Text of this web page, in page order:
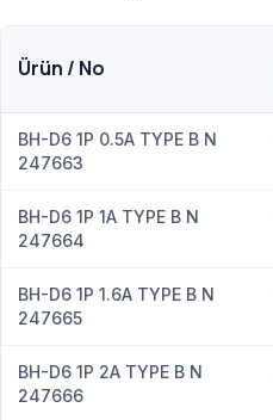
Ürün / No
BH-D6 1P 0.5A TYPE B N
247663
BH-D6 1P 1A TYPE B N
247664
BH-D6 1P 1.6A TYPE B N
247665
BH-D6 1P 2A TYPE B N
247666